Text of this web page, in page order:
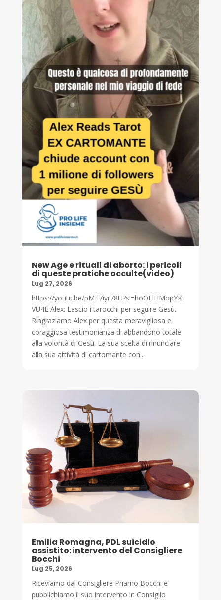
New Age e rituali di aborto: i pericoli
di queste pratiche occulte(video)
Lug 27, 2026
https://youtu.be/pM-l7iyr78U?si=hoOLlHMopYK-
VU4E Alex: Lascio i tarocchi per seguire Gesù.
Ringraziamo Alex per questa meravigliosa e
coraggiosa testimonianza di abbandono totale
alla volontà di Gesù. La sua scelta di rinunciare
alla sua attività di cartomante con...
Emilia Romagna, PDL suicidio
assistito: intervento del Consigliere
Bocchi
Lug 25, 2026
Riceviamo dal Consigliere Priamo Bocchi e
pubblichiamo il suo intervento in Consiglio